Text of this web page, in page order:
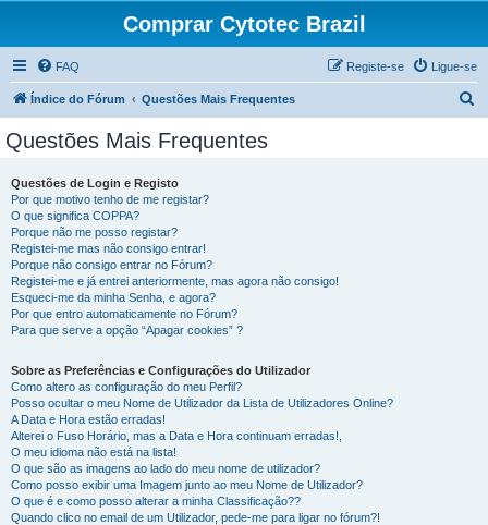
Comprar Cytotec Brazil
FAQ Ligue-se
Registe-se
Índice do Fórum Questões Mais Frequentes
Questões Mais Frequentes
Questões de Login e Registo
Por que motivo tenho de me registar?
O que significa COPPA?
Porque não me posso registar?
Registei-me mas não consigo entrar!
Porque não consigo entrar no Fórum?
Registei-me e já entrei anteriormente, mas agora não consigo!
Esqueci-me da minha Senha, e agora?
Por que entro automaticamente no Fórum?
Para que serve a opção “Apagar cookies” ?
Sobre as Preferências e Configurações do Utilizador
Como altero as configuração do meu Perfil?
Posso ocultar o meu Nome de Utilizador da Lista de Utilizadores Online?
A Data e Hora estão erradas!
Alterei o Fuso Horário, mas a Data e Hora continuam erradas!,
O meu idioma não está na lista!
O que são as imagens ao lado do meu nome de utilizador?
Como posso exibir uma Imagem junto ao meu Nome de Utilizador?
O que é e como posso alterar a minha Classificação??
Quando clico no email de um Utilizador, pede-me para ligar no fórum?!